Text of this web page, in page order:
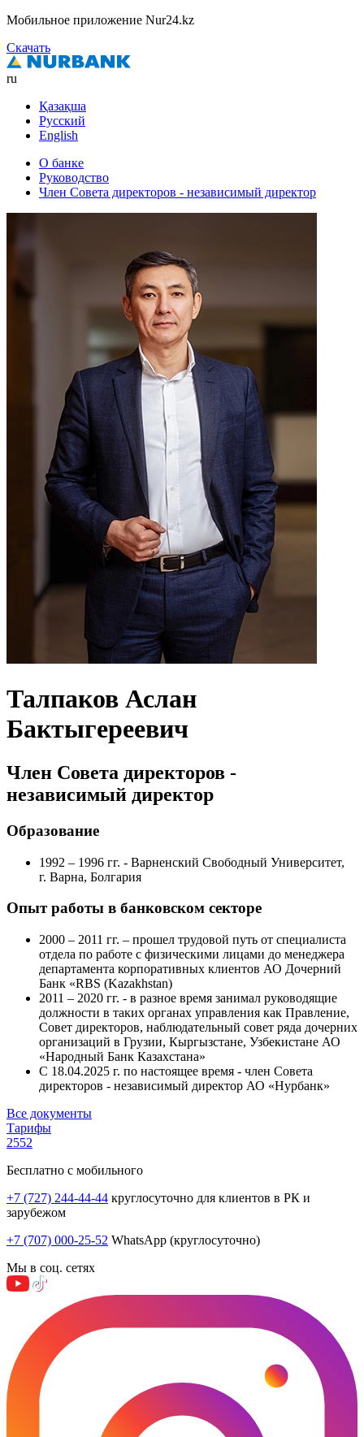
Мобильное приложение Nur24.kz
Скачать
ru
Қазақша
Русский
English
О банке
Руководство
Член Совета директоров - независимый директор
Талпаков Аслан
Бактыгереевич
Член Совета директоров -
независимый директор
Образование
1992 – 1996 гг. - Варненский Свободный Университет,
г. Варна, Болгария
Опыт работы в банковском секторе
2000 – 2011 гг. – прошел трудовой путь от специалиста
отдела по работе с физическими лицами до менеджера
департамента корпоративных клиентов АО Дочерний
Банк «RBS (Kazakhstan)
2011 – 2020 гг. - в разное время занимал руководящие
должности в таких органах управления как Правление,
Совет директоров, наблюдательный совет ряда дочерних
организаций в Грузии, Кыргызстане, Узбекистане АО
«Народный Банк Казахстана»
С 18.04.2025 г. по настоящее время - член Совета
директоров - независимый директор АО «Нурбанк»
Все документы
Тарифы
2552
Бесплатно с мобильного
+7 (727) 244-44-44 круглосуточно для клиентов в РК и
зарубежом
+7 (707) 000-25-52 WhatsApp (круглосуточно)
Мы в соц. сетях